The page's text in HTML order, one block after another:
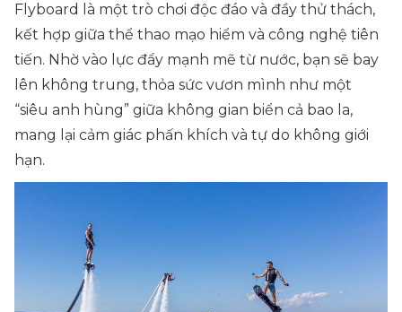
Flyboard là một trò chơi độc đáo và đầy thử thách,
kết hợp giữa thể thao mạo hiểm và công nghệ tiên
tiến. Nhờ vào lực đẩy mạnh mẽ từ nước, bạn sẽ bay
lên không trung, thỏa sức vươn mình như một
“siêu anh hùng” giữa không gian biển cả bao la,
mang lại cảm giác phấn khích và tự do không giới
hạn.